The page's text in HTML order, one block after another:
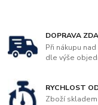
DOPRAVA
Při nákupu
dle výše
RYCHLOST
Zboží